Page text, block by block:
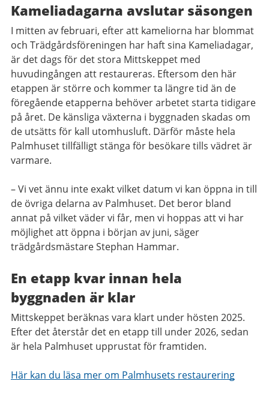
Kameliadagarna avslutar säsongen
I mitten av februari, efter att kameliorna har blommat
och Trädgårdsföreningen har haft sina Kameliadagar,
är det dags för det stora Mittskeppet med
huvudingången att restaureras. Eftersom den här
etappen är större och kommer ta längre tid än de
föregående etapperna behöver arbetet starta tidigare
på året. De känsliga växterna i byggnaden skadas om
de utsätts för kall utomhusluft. Därför måste hela
Palmhuset tillfälligt stänga för besökare tills vädret är
varmare.
– Vi vet ännu inte exakt vilket datum vi kan öppna in till
de övriga delarna av Palmhuset. Det beror bland
annat på vilket väder vi får, men vi hoppas att vi har
möjlighet att öppna i början av juni, säger
trädgårdsmästare Stephan Hammar.
En etapp kvar innan hela
byggnaden är klar
Mittskeppet beräknas vara klart under hösten 2025.
Efter det återstår det en etapp till under 2026, sedan
är hela Palmhuset upprustat för framtiden.
Här kan du läsa mer om Palmhusets restaurering